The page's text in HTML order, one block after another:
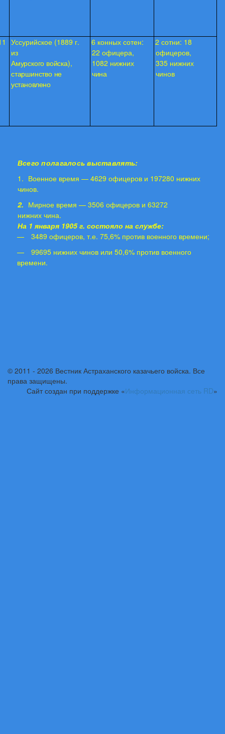
Уссурийское (1889 г.
из
Амурского войска),
старшинство не
установлено
6 конных сотен:
22 офицера,
1082 нижних
чина
2 сотни: 18
офицеров,
335 нижних
чинов
Всего полагалось выставлять:
1. Военное время — 4629 офицеров и 197280 нижних
чинов.
2. Мирное время — 3506 офицеров и 63272
нижних чина.
На 1 января 1905 г. состояло на службе:
—
3489 офицеров, т.е. 75,6% против военного времени;
—
99695 нижних чинов или 50,6% против военного
времени.
© 2011 - 2026 Вестник Астраханского казачьего войска. Все
права защищены.
Сайт создан при поддержке «Информационная сеть RD»